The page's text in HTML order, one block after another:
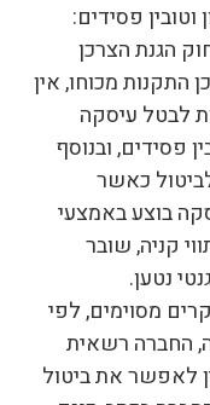
פסידים:
הגנת הצרכן
1981, וכן התקנות מכוחו, אין
לבטל עיסקה
פסידים, ובנוסף
כאשר
בוצע באמצעי
קניה, שובר
נטען.
מסוימים, לפי
החברה רשאית
לאפשר את ביטול